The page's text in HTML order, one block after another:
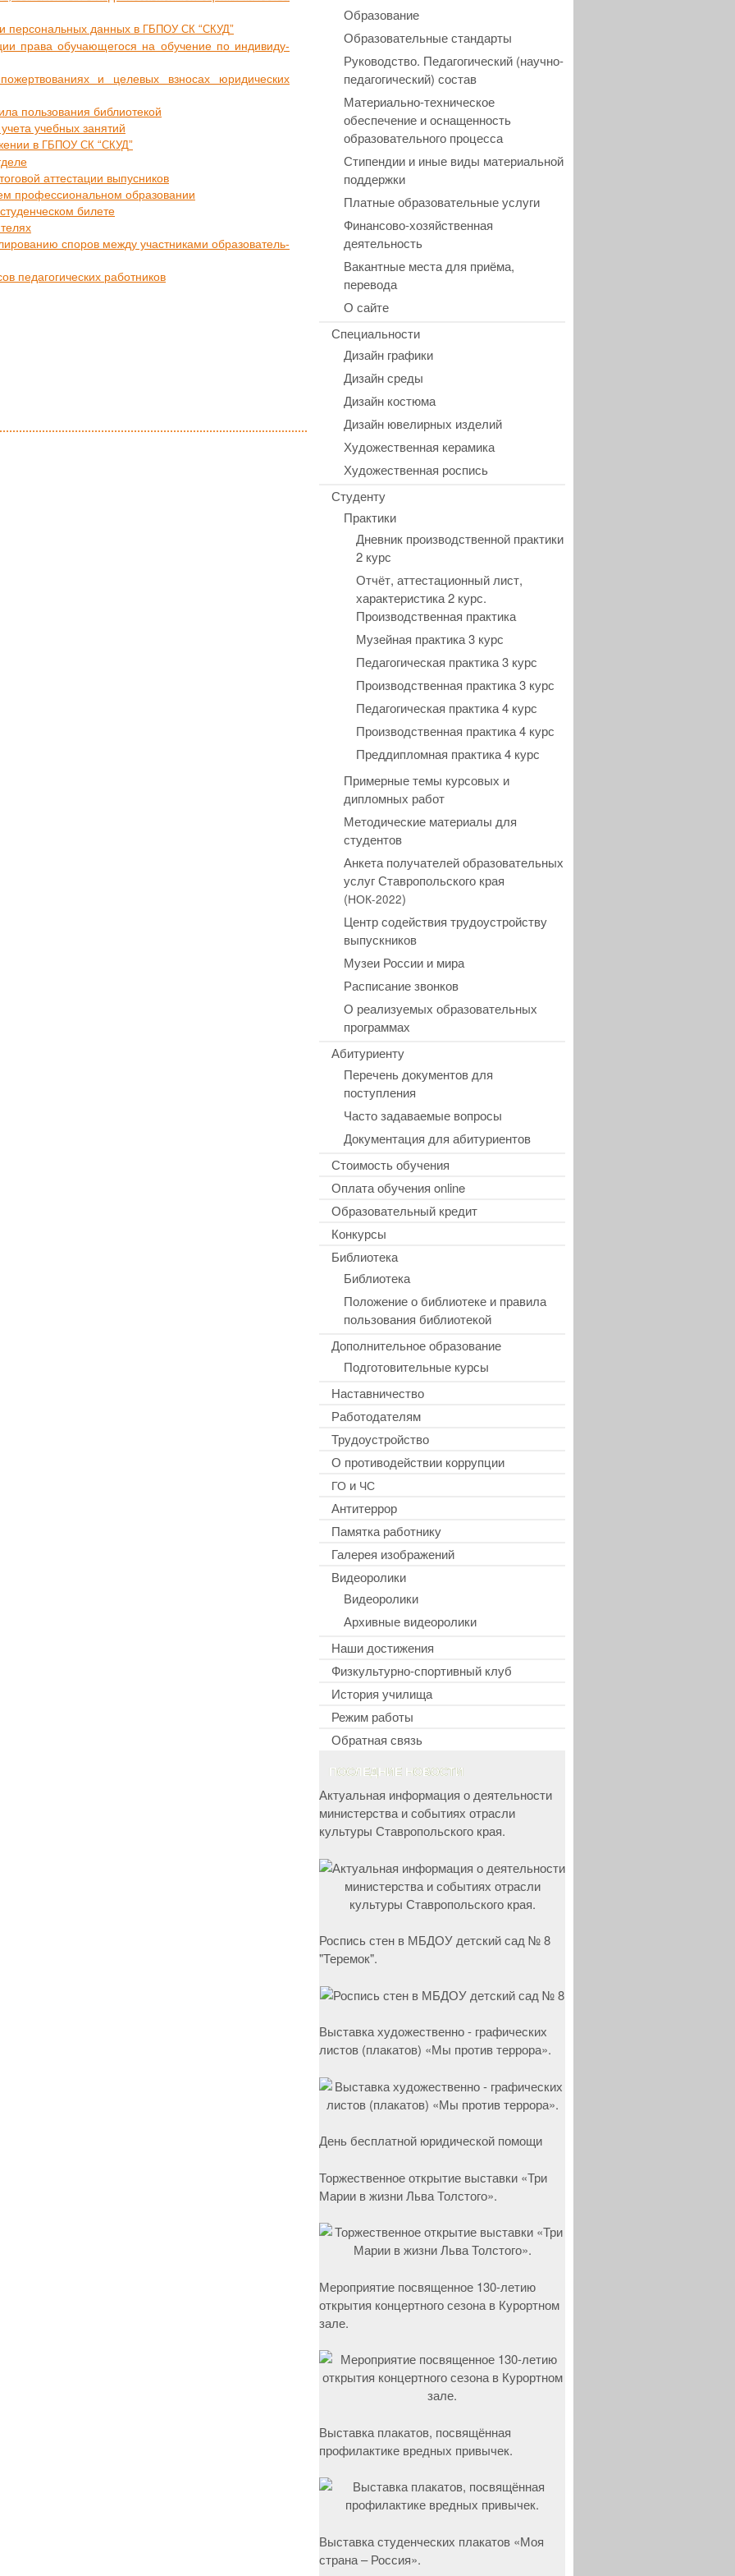
пер­со­наль­ных данных в ГБПОУ СК “СКУД”
права обу­ча­ю­ще­го­ся на обу­че­ние по инди­ви­ду­
и целевых взносах юри­ди­че­ских
поль­зо­ва­ния библиотекой
учебных занятий
в
ГБПОУ СК “СКУД”
атте­ста­ции выпусников
про­фес­си­о­наль­ном образовании
билете
споров между участ­ни­ка­ми обра­зо­ва­тель­
педа­го­ги­че­ских работников
Образование
Образовательные стандарты
Руководство. Педагогический (научно-
педагогический) состав
Материально-техническое
обеспечение и оснащенность
образовательного процесса
Стипендии и иные виды материальной
поддержки
Платные образовательные услуги
Финансово-хозяйственная
деятельность
Вакантные места для приёма,
перевода
О сайте
Специальности
Дизайн графики
Дизайн среды
Дизайн костюма
Дизайн ювелирных изделий
Художественная керамика
Художественная роспись
Студенту
Практики
Дневник производственной практики
2 курс
Отчёт, аттестационный лист,
характеристика 2 курс.
Производственная практика
Музейная практика 3 курс
Педагогическая практика 3 курс
Производственная практика 3 курс
Педагогическая практика 4 курс
Производственная практика 4 курс
Преддипломная практика 4 курс
Примерные темы курсовых и
дипломных работ
Методические материалы для
студентов
Анкета получателей образовательных
услуг Ставропольского края
(НОК-2022)
Центр содействия трудоустройству
выпускников
Музеи России и мира
Расписание звонков
О реализуемых образовательных
программах
Абитуриенту
Перечень документов для
поступления
Часто задаваемые вопросы
Документация для абитуриентов
Стоимость обучения
Оплата обучения online
Образовательный кредит
Конкурсы
Библиотека
Библиотека
Положение о библиотеке и правила
пользования библиотекой
Дополнительное образование
Подготовительные курсы
Наставничество
Работодателям
Трудоустройство
О противодействии коррупции
ГО и ЧС
Антитеррор
Памятка работнику
Галерея изображений
Видеоролики
Видеоролики
Архивные видеоролики
Наши достижения
Физкультурно-спортивный клуб
История училища
Режим работы
Обратная связь
ПОСЛЕДНИЕ НОВОСТИ
Актуальная информация о деятельности
министерства и событиях отрасли
культуры Ставропольского края.
Роспись стен в МБДОУ детский сад № 8
"Теремок".
Выставка художественно - графических
листов (плакатов) «Мы против террора».
День бесплатной юридической помощи
Торжественное открытие выставки «Три
Марии в жизни Льва Толстого».
Мероприятие посвященное 130-летию
открытия концертного сезона в Курортном
зале.
Выставка плакатов, посвящённая
профилактике вредных привычек.
Выставка студенческих плакатов «Моя
страна – Россия».